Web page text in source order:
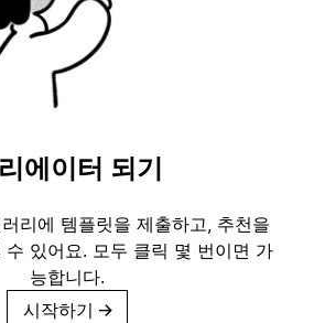
에이터 되기
리에 템플릿을 제출하고, 추천을
수 있어요. 모두 클릭 몇 번이면 가
능합니다.
시작하기 →